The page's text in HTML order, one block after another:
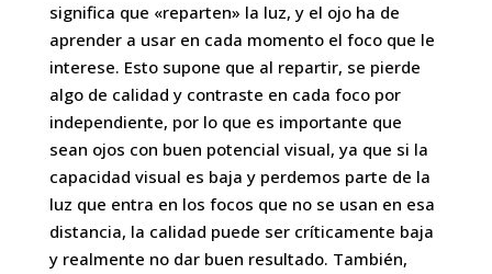
significa que «reparten» la luz, y el ojo ha de
aprender a usar en cada momento el foco que le
interese. Esto supone que al repartir, se pierde
algo de calidad y contraste en cada foco por
independiente, por lo que es importante que
sean ojos con buen potencial visual, ya que si la
capacidad visual es baja y perdemos parte de la
luz que entra en los focos que no se usan en esa
distancia, la calidad puede ser críticamente baja
y realmente no dar buen resultado. También,